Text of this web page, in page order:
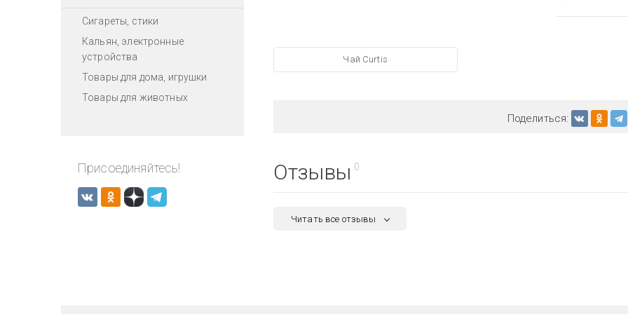
Сигареты, стики
Кальян, электронные
устройства
Товары для дома, игрушки
Товары для животных
Присоединяйтесь!
Чай Curtis
Поделиться:
Отзывы 0
Читать все отзывы